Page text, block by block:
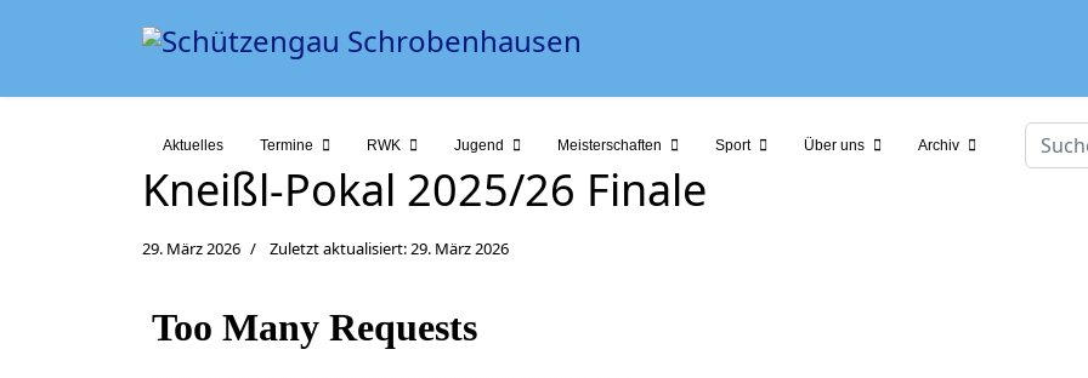
Aktuelles Termine RWK Jugend Meisterschaften Sport Über uns Archiv
Kneißl-Pokal 2025/26 Finale
29. März 2026 Zuletzt aktualisiert: 29. März 2026